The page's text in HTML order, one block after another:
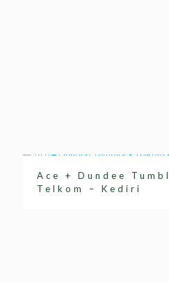
Ace + Dundee
Telkom – Kediri